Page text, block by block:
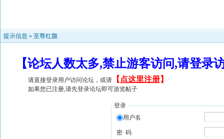
提示信息 » 至尊红颜
【论坛人数太多,禁止游客访问,请登
请直接登录用户访问论坛，或请 【 点这里注册】
如果您已注册,请先登录论坛即可游览帖子
登录
用户名
密 码